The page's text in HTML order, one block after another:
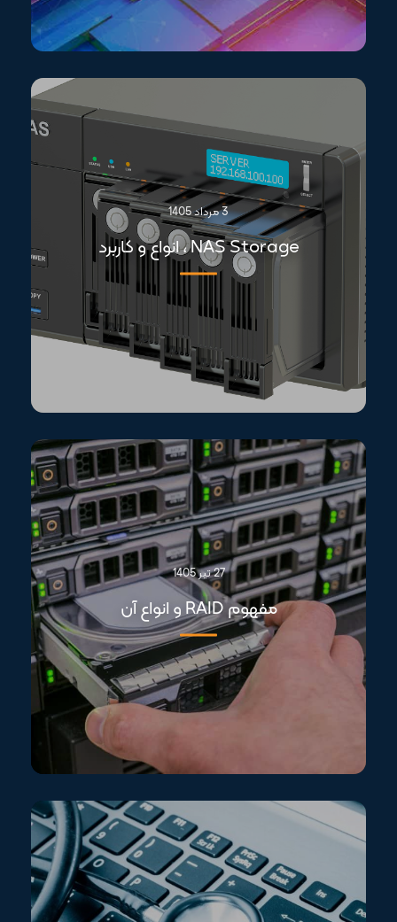
3 مرداد 1405
NAS Storage ، انواع و کاربرد
27 تیر 1405
مفهوم RAID و انواع آن